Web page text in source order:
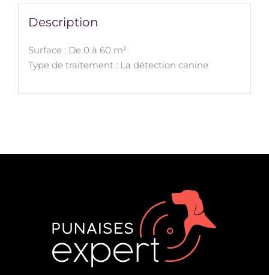
Description
Surface : De 0 à 60 m²
Type de traitement : La détection canine